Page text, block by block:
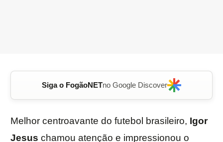
Siga o FogãoNETno Google Discover
Melhor centroavante do futebol brasileiro, Igor
Jesus chamou atenção e impressionou o